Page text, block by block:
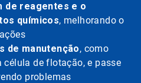
de reagentes e o
químicos, melhorando o
de manutenção, como
de flotação, e passe
problemas